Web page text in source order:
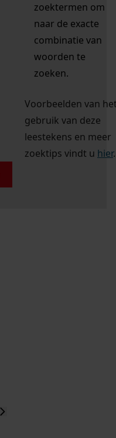
zoektermen om
naar de exacte
combinatie van
woorden te
zoeken.
Voorbeelden van
gebruik van deze
leestekens en meer
zoektips vindt u hier.